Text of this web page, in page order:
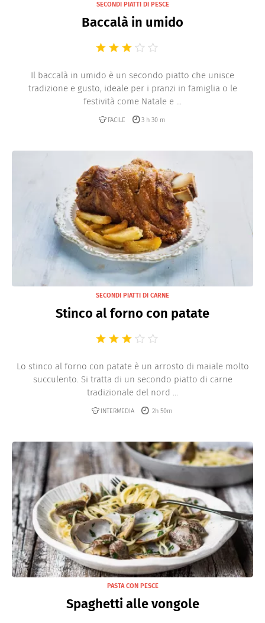
SECONDI PIATTI DI PESCE
Baccalà in umido
Il baccalà in umido è un secondo piatto che unisce
tradizione e gusto, ideale per i pranzi in famiglia o le
festività come Natale e ...
FACILE 3 h 30 m
SECONDI PIATTI DI CARNE
Stinco al forno con patate
Lo stinco al forno con patate è un arrosto di maiale molto
succulento. Si tratta di un secondo piatto di carne
tradizionale del nord ...
INTERMEDIA 2h 50m
PASTA CON PESCE
Spaghetti alle vongole